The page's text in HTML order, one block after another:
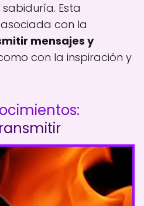
Esta
con la
mensajes y
con la inspiración y